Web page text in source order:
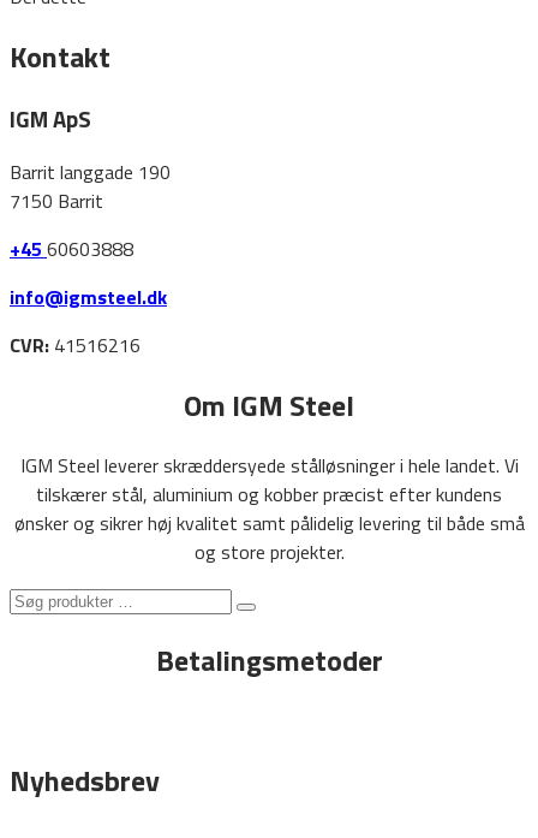
Kontakt
IGM ApS
Barrit langgade 190
7150 Barrit
+45 60603888
info@igmsteel.dk
CVR: 41516216
Om IGM Steel
IGM Steel leverer skræddersyede stålløsninger i hele landet. Vi
tilskærer stål, aluminium og kobber præcist efter kundens
ønsker og sikrer høj kvalitet samt pålidelig levering til både små
og store projekter.
Søg
Search
Betalingsmetoder
Nyhedsbrev